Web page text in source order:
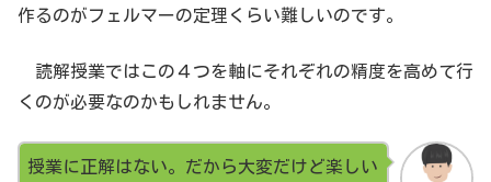
作るのがフェルマーの定理くらい難しいのです。
読解授業ではこの４つを軸にそれぞれの精度を高めて行
くのが必要なのかもしれません。
授業に正解はない。だから大変だけど楽しい